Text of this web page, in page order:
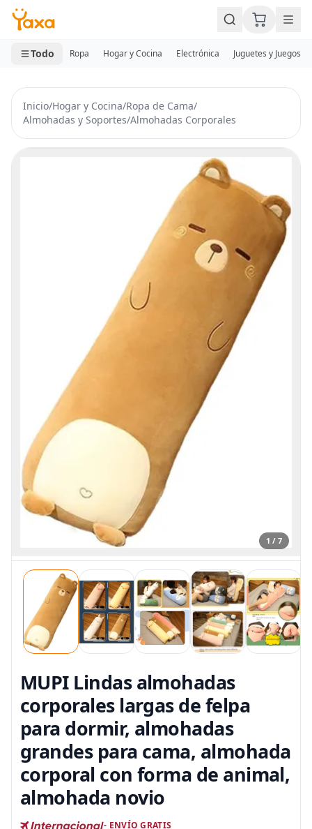
MINI CARRITO
0 productos
Todo Ropa Hogar y Cocina Electrónica Juguetes y Juegos
Inicio/Hogar y Cocina/Ropa de Cama/
Almohadas y Soportes/Almohadas Corporales
1 / 7
MUPI Lindas almohadas
corporales largas de felpa
para dormir, almohadas
grandes para cama, almohada
corporal con forma de animal,
almohada novio
- ENVÍO GRATIS